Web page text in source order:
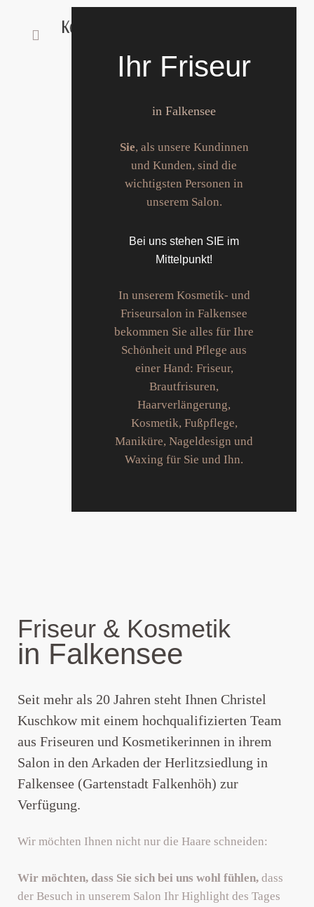
Ihr Friseur
in Falkensee
Sie, als unsere Kundinnen
und Kunden, sind die
wichtigsten Personen in
unserem Salon.
Bei uns stehen SIE im
Mittelpunkt!
In unserem Kosmetik- und
Friseursalon in Falkensee
bekommen Sie alles für Ihre
Schönheit und Pflege aus
einer Hand: Friseur,
Brautfrisuren,
Haarverlängerung,
Kosmetik, Fußpflege,
Maniküre, Nageldesign und
Waxing für Sie und Ihn.
Wir schneiden Ihre Haare, wir
färben, wir strähnen, wir föhnen,
MEHR
Kosmetik
Alle Leistungen der klassischen
MEHR
Wir beraten Sie und finden
zusammen mit Ihnen Ihr
MEHR
in unserem Salon in Falkensee
an der Berliner Stadtgrenze zu
MEHR
Friseur & Kosmetik
in Falkensee
Seit mehr als 20 Jahren steht Ihnen Christel
Kuschkow mit einem hochqualifizierten Team
aus Friseuren und Kosmetikerinnen in ihrem
Salon in den Arkaden der Herlitzsiedlung in
Falkensee (Gartenstadt Falkenhöh) zur
Verfügung.
Wir möchten Ihnen nicht nur die Haare schneiden:
Wir möchten, dass Sie sich bei uns wohl fühlen, dass
der Besuch in unserem Salon Ihr Highlight des Tages